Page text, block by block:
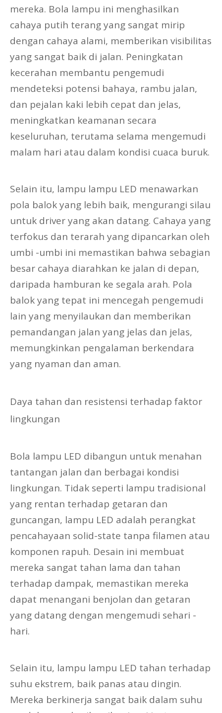
mereka. Bola lampu ini menghasilkan
cahaya putih terang yang sangat mirip
dengan cahaya alami, memberikan visibilitas
yang sangat baik di jalan. Peningkatan
kecerahan membantu pengemudi
mendeteksi potensi bahaya, rambu jalan,
dan pejalan kaki lebih cepat dan jelas,
meningkatkan keamanan secara
keseluruhan, terutama selama mengemudi
malam hari atau dalam kondisi cuaca buruk.
Selain itu, lampu lampu LED menawarkan
pola balok yang lebih baik, mengurangi silau
untuk driver yang akan datang. Cahaya yang
terfokus dan terarah yang dipancarkan oleh
umbi -umbi ini memastikan bahwa sebagian
besar cahaya diarahkan ke jalan di depan,
daripada hamburan ke segala arah. Pola
balok yang tepat ini mencegah pengemudi
lain yang menyilaukan dan memberikan
pemandangan jalan yang jelas dan jelas,
memungkinkan pengalaman berkendara
yang nyaman dan aman.
Daya tahan dan resistensi terhadap faktor
lingkungan
Bola lampu LED dibangun untuk menahan
tantangan jalan dan berbagai kondisi
lingkungan. Tidak seperti lampu tradisional
yang rentan terhadap getaran dan
guncangan, lampu LED adalah perangkat
pencahayaan solid-state tanpa filamen atau
komponen rapuh. Desain ini membuat
mereka sangat tahan lama dan tahan
terhadap dampak, memastikan mereka
dapat menangani benjolan dan getaran
yang datang dengan mengemudi sehari -
hari.
Selain itu, lampu lampu LED tahan terhadap
suhu ekstrem, baik panas atau dingin.
Mereka berkinerja sangat baik dalam suhu